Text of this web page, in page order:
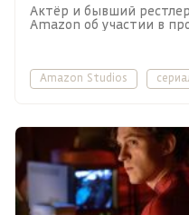
Актёр и бывший
Amazon об участии в
Amazon Studios